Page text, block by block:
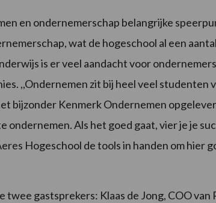
en ondernemerschap belangrijke
wat de hogeschool al een
is er veel aandacht voor
,,Ondernemen zit bij heel veel studenten
bijzonder Kenmerk Ondernemen
ondernemen. Als het goed gaat, vier je je
Hogeschool de tools in handen om hier
twee gastsprekers: Klaas de Jong, COO van